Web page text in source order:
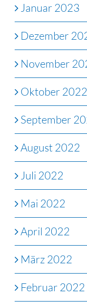
Januar 2023
Dezember
November
Oktober 2022
September
August 2022
Juli 2022
Mai 2022
April 2022
März 2022
Februar 2022